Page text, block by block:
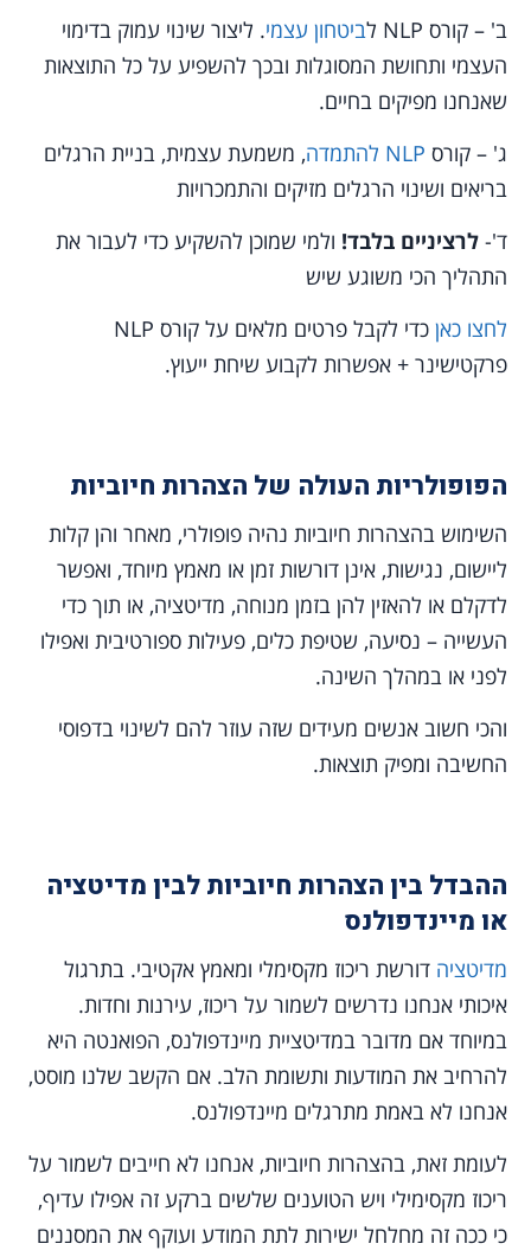
ב' – קורס NLP ל
ביטחון עצמי. ליצור שינוי עמוק בדימוי
העצמי ותחושת המסוגלות ובכך להשפיע על כל התוצאות
שאנחנו מפיקים בחיים.
ג' – קורס NLP להתמדה
, משמעת עצמית, בניית הרגלים
בריאים ושינוי הרגלים מזיקים והתמכרויות
ד'- לרציניים בלבד! ולמי שמוכן להשקיע כדי לעבור את
התהליך הכי משוגע שיש
לחצו כאן
כדי לקבל פרטים מלאים על קורס NLP
פרקטישינר + אפשרות לקבוע שיחת ייעוץ.
הפופולריות העולה של הצהרות חיוביות
השימוש בהצהרות חיוביות נהיה פופולרי, מאחר והן קלות
ליישום, נגישות, אינן דורשות זמן או מאמץ מיוחד, ואפשר
לדקלם או להאזין להן בזמן מנוחה, מדיטציה, או תוך כדי
העשייה – נסיעה, שטיפת כלים, פעילות ספורטיבית ואפילו
לפני או במהלך השינה.
והכי חשוב אנשים מעידים שזה עוזר להם לשינוי בדפוסי
החשיבה ומפיק תוצאות.
ההבדל בין הצהרות חיוביות לבין מדיטציה
או מיינדפולנס
מדיטציה דורשת ריכוז מקסימלי ומאמץ אקטיבי. בתרגול
איכותי אנחנו נדרשים לשמור על ריכוז, עירנות וחדות.
במיוחד אם מדובר במדיטציית מיינדפולנס, הפואנטה היא
להרחיב את המודעות ותשומת הלב. אם הקשב שלנו מוסט,
אנחנו לא באמת מתרגלים מיינדפולנס.
לעומת זאת, בהצהרות חיוביות, אנחנו לא חייבים לשמור על
ריכוז מקסימילי ויש הטוענים שלשים ברקע זה אפילו עדיף,
כי ככה זה מחלחל ישירות לתת המודע ועוקף את המסננים